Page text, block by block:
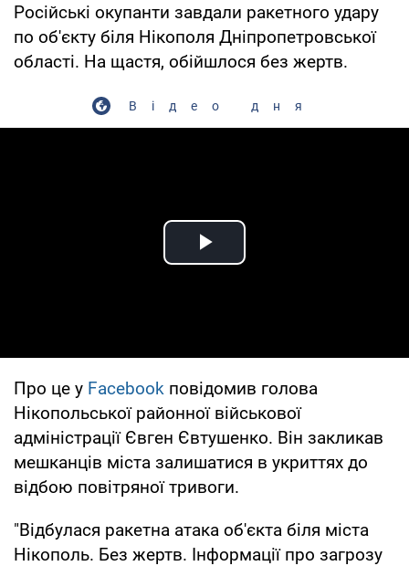
Російські окупанти завдали ракетного удару
по об'єкту біля Нікополя Дніпропетровської
області. На щастя, обійшлося без жертв.
Відео дня
Play Video
Про це у Facebook повідомив голова
Нікопольської районної військової
адміністрації Євген Євтушенко. Він закликав
мешканців міста залишатися в укриттях до
відбою повітряної тривоги.
"Відбулася ракетна атака об'єкта біля міста
Нікополь. Без жертв. Інформації про загрозу